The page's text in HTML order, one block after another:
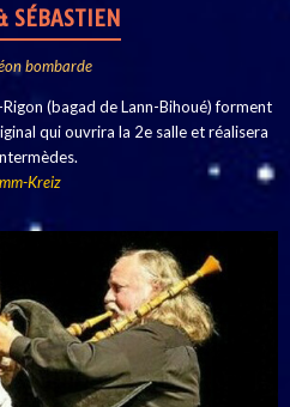
SÉBASTIEN
bombarde
(bagad de Lann-Bihoué) forment
qui ouvrira la 2e salle et réalisera
Kreiz